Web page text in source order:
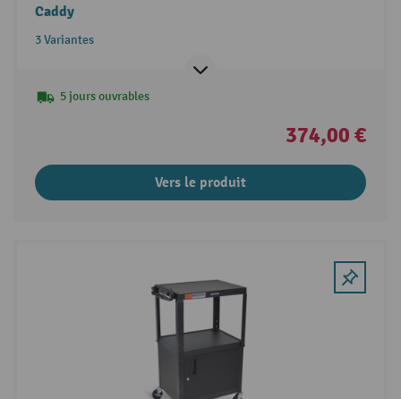
Caddy
3 Variantes
5 jours ouvrables
374,00 €
Vers le produit